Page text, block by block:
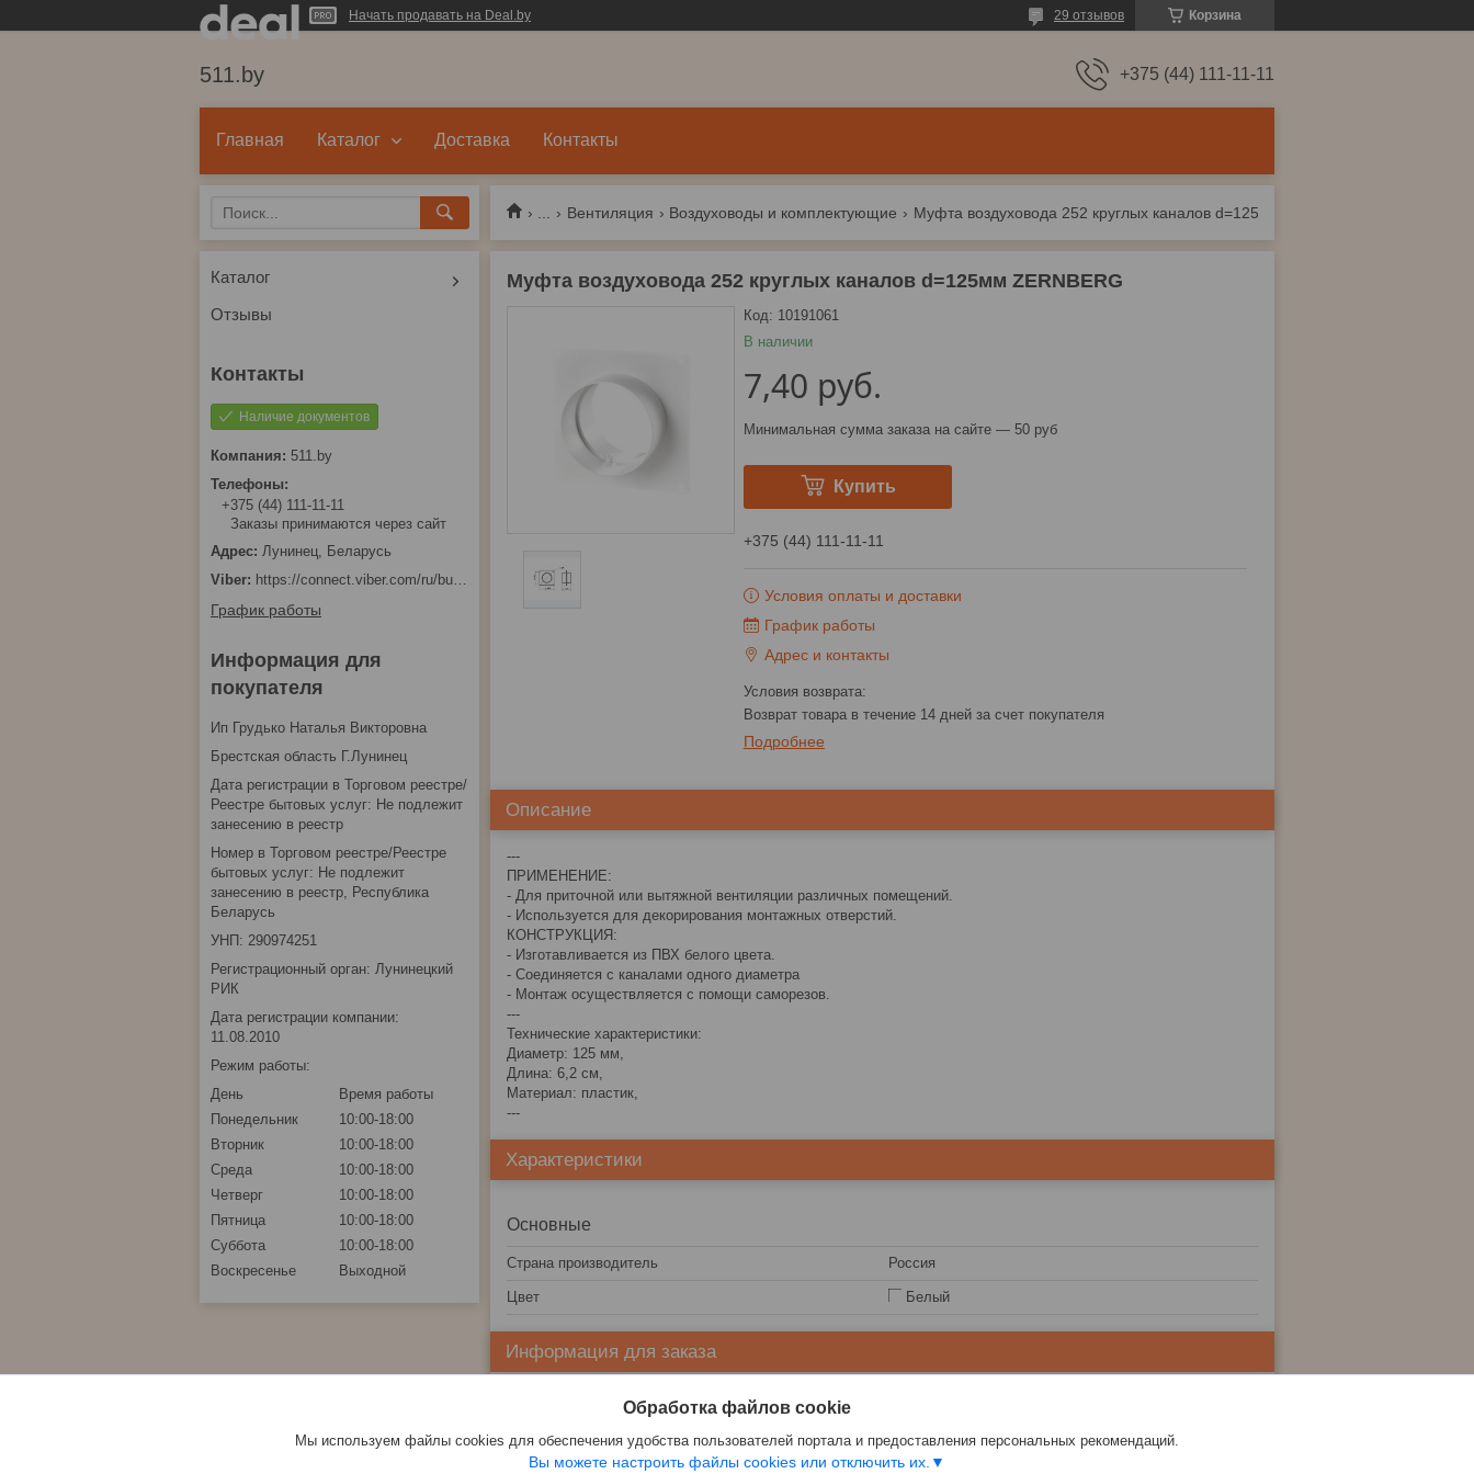
Начать продавать на Deal.by Корзина
29 отзывов
511.by +375 (44) 111-11-11
Главная Каталог Доставка Контакты
Вентиляция Воздуховоды и комплектующие
Муфта воздуховода 252 круглых каналов d=125мм ZERNBERG
В наличии
Код: 10191061
7,40 руб.
Минимальная сумма заказа на сайте — 50 руб
Купить
+375 (44) 111-11-11
Условия оплаты и доставки
График работы
Адрес и контакты
возврат товара в течение 14 дней за счет покупателя
Подробнее
Описание
---
ПРИМЕНЕНИЕ:
- Для приточной или вытяжной вентиляции различных помещений.
- Используется для декорирования монтажных отверстий.
КОНСТРУКЦИЯ:
- Изготавливается из ПВХ белого цвета.
- Соединяется с каналами одного диаметра
- Монтаж осуществляется с помощи саморезов.
---
Технические характеристики:
Диаметр: 125 мм,
Длина: 6,2 см,
Материал: пластик,
---
Характеристики
Основные
Страна производитель Россия
Цвет Белый
Информация для заказа
Каталог
Отзывы
Наличие документов
511.by
+375 (44) 111-11-11
Заказы принимаются через сайт
Лунинец, Беларусь
https://connect.viber.com/ru/business/1d480fbc-bd61-11ef-8513-eab83dfd23fa
График работы
Информация для
покупателя
Ип Грудько Наталья Викторовна
Брестская область Г.Лунинец
Дата регистрации в Торговом реестре/
Реестре бытовых услуг: Не подлежит
занесению в реестр
Номер в Торговом реестре/Реестре
бытовых услуг: Не подлежит
занесению в реестр, Республика
Беларусь
УНП: 290974251
Регистрационный орган: Лунинецкий
РИК
Дата регистрации компании:
11.08.2010
Режим работы:
День
Время работы
Понедельник
10:00-18:00
Вторник
10:00-18:00
Среда
10:00-18:00
Четверг
10:00-18:00
Пятница
10:00-18:00
Суббота
10:00-18:00
Воскресенье
Выходной
Обработка файлов cookie
Мы используем файлы cookies для обеспечения удобства пользователей портала и предоставления персональных рекомендаций.
Вы можете настроить файлы cookies или отключить их.